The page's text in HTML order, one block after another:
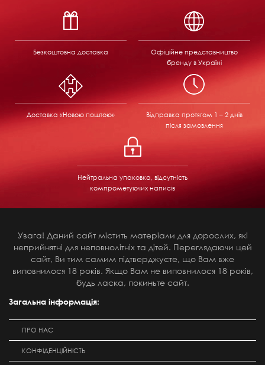
Безкоштовна доставка
Офіційне представництво
бренду в Україні
Доставка «Новою поштою» Відправка протягом 1 – 2 днів
після замовлення
Нейтральна упаковка, відсутність
компрометуючих написів
Увага! Даний сайт містить матеріали для дорослих, які
неприйнятні для неповнолітніх та дітей. Переглядаючи цей
сайт, Ви тим самим підтверджуєте, що Вам вже
виповнилося 18 років. Якщо Вам не виповнилося 18 років,
будь ласка, покиньте сайт.
Загальна інформація:
ПРО НАС
КОНФІДЕНЦІЙНІСТЬ